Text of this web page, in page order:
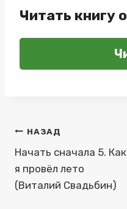
Читать книгу
Навигация
по
записям
НАЗАД
Начать сначала 5. Как
я провёл лето
(Виталий Свадьбин)